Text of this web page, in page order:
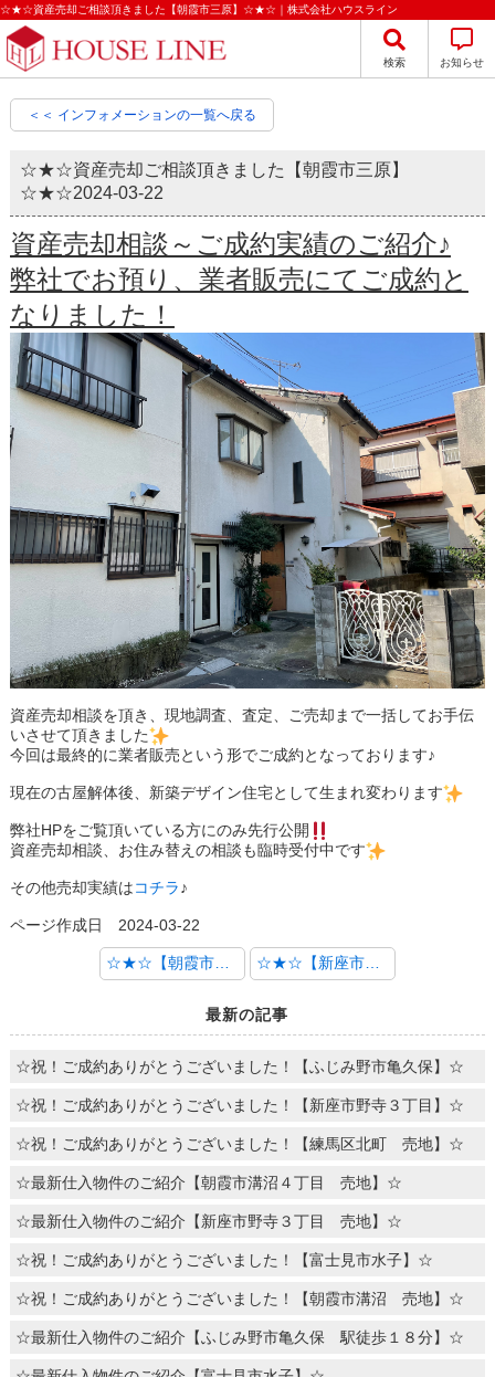
☆★☆資産売却ご相談頂きました【朝霞市三原】☆★☆｜株式会社ハウスライン
検索 お知らせ
＜＜ インフォメーションの一覧へ戻る
☆★☆資産売却ご相談頂きました【朝霞市三原】
☆★☆2024-03-22
資産売却相談～ご成約実績のご紹介♪
弊社でお預り、業者販売にてご成約と
なりました！
資産売却相談を頂き、現地調査、査定、ご売却まで一括してお手伝
いさせて頂きました
今回は最終的に業者販売という形でご成約となっております♪
現在の古屋解体後、新築デザイン住宅として生まれ変わります
弊社HPをご覧頂いている方にのみ先行公開
資産売却相談、お住み替えの相談も臨時受付中です
その他売却実績はコチラ♪
ページ作成日 2024-03-22
☆★☆【朝霞市宮戸２丁目】 弊社最新仕入物件のご紹介☆★☆ ☆★☆【新座市西堀１丁目】 弊社最新仕入物件のご紹介☆★☆
最新の記事
☆祝！ご成約ありがとうございました！【ふじみ野市亀久保】☆
☆祝！ご成約ありがとうございました！【新座市野寺３丁目】☆
☆祝！ご成約ありがとうございました！【練馬区北町 売地】☆
☆最新仕入物件のご紹介【朝霞市溝沼４丁目 売地】☆
☆最新仕入物件のご紹介【新座市野寺３丁目 売地】☆
☆祝！ご成約ありがとうございました！【富士見市水子】☆
☆祝！ご成約ありがとうございました！【朝霞市溝沼 売地】☆
☆最新仕入物件のご紹介【ふじみ野市亀久保 駅徒歩１８分】☆